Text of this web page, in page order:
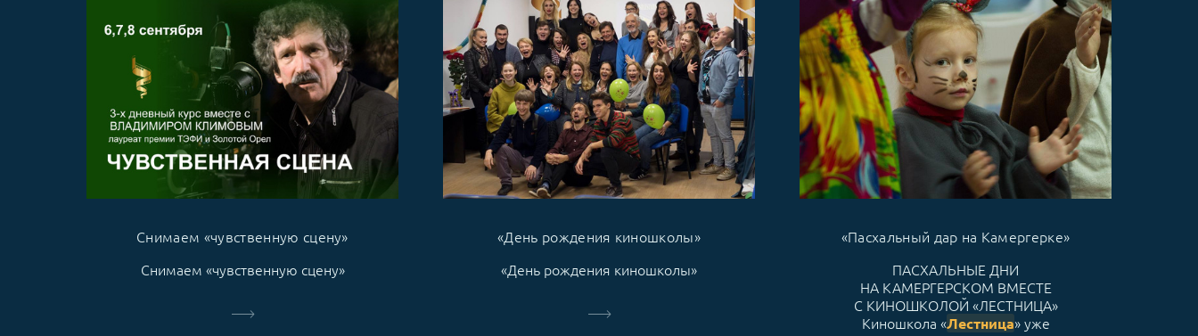
Снимаем «чувственную сцену»
Снимаем «чувственную сцену»
«День рождения киношколы»
«День рождения киношколы»
«Пасхальный дар на Камергерке»
ПАСХАЛЬНЫЕ ДНИ
НА КАМЕРГЕРСКОМ ВМЕСТЕ
С КИНОШКОЛОЙ «ЛЕСТНИЦА»
Киношкола «Лестница» уже